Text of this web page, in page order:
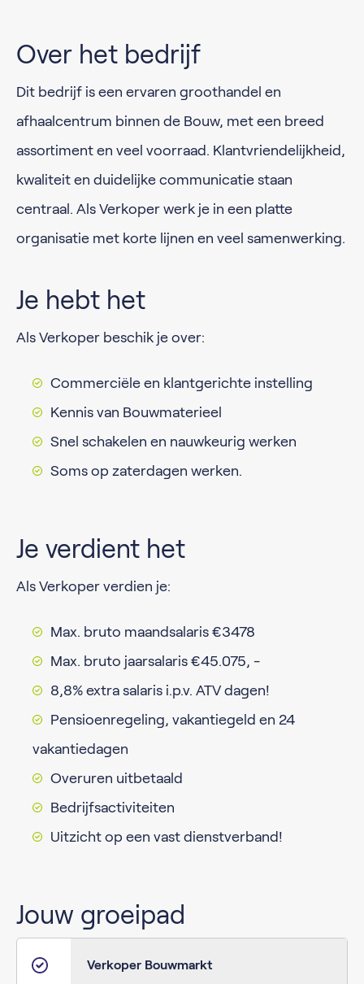
Over het bedrijf
Dit bedrijf is een ervaren groothandel en
afhaalcentrum binnen de Bouw, met een breed
assortiment en veel voorraad. Klantvriendelijkheid,
kwaliteit en duidelijke communicatie staan
centraal. Als Verkoper werk je in een platte
organisatie met korte lijnen en veel samenwerking.
Je hebt het
Als Verkoper beschik je over:
Commerciële en klantgerichte instelling
Kennis van Bouwmaterieel
Snel schakelen en nauwkeurig werken
Soms op zaterdagen werken.
Je verdient het
Als Verkoper verdien je:
Max. bruto maandsalaris €3478
Max. bruto jaarsalaris €45.075, -
8,8% extra salaris i.p.v. ATV dagen!
Pensioenregeling, vakantiegeld en 24
vakantiedagen
Overuren uitbetaald
Bedrijfsactiviteiten
Uitzicht op een vast dienstverband!
Jouw groeipad
Verkoper Bouwmarkt